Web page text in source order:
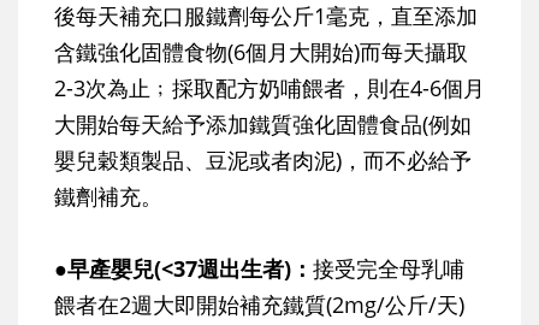
後每天補充口服鐵劑每公斤1毫克，直至添加
含鐵強化固體食物(6個月大開始)而每天攝取
2-3次為止﹔採取配方奶哺餵者，則在4-6個月
大開始每天給予添加鐵質強化固體食品(例如
嬰兒穀類製品、豆泥或者肉泥)，而不必給予
鐵劑補充。
●早產嬰兒(<37週出生者)： 接受完全母乳哺
餵者在2週大即開始補充鐵質(2mg/公斤/天)